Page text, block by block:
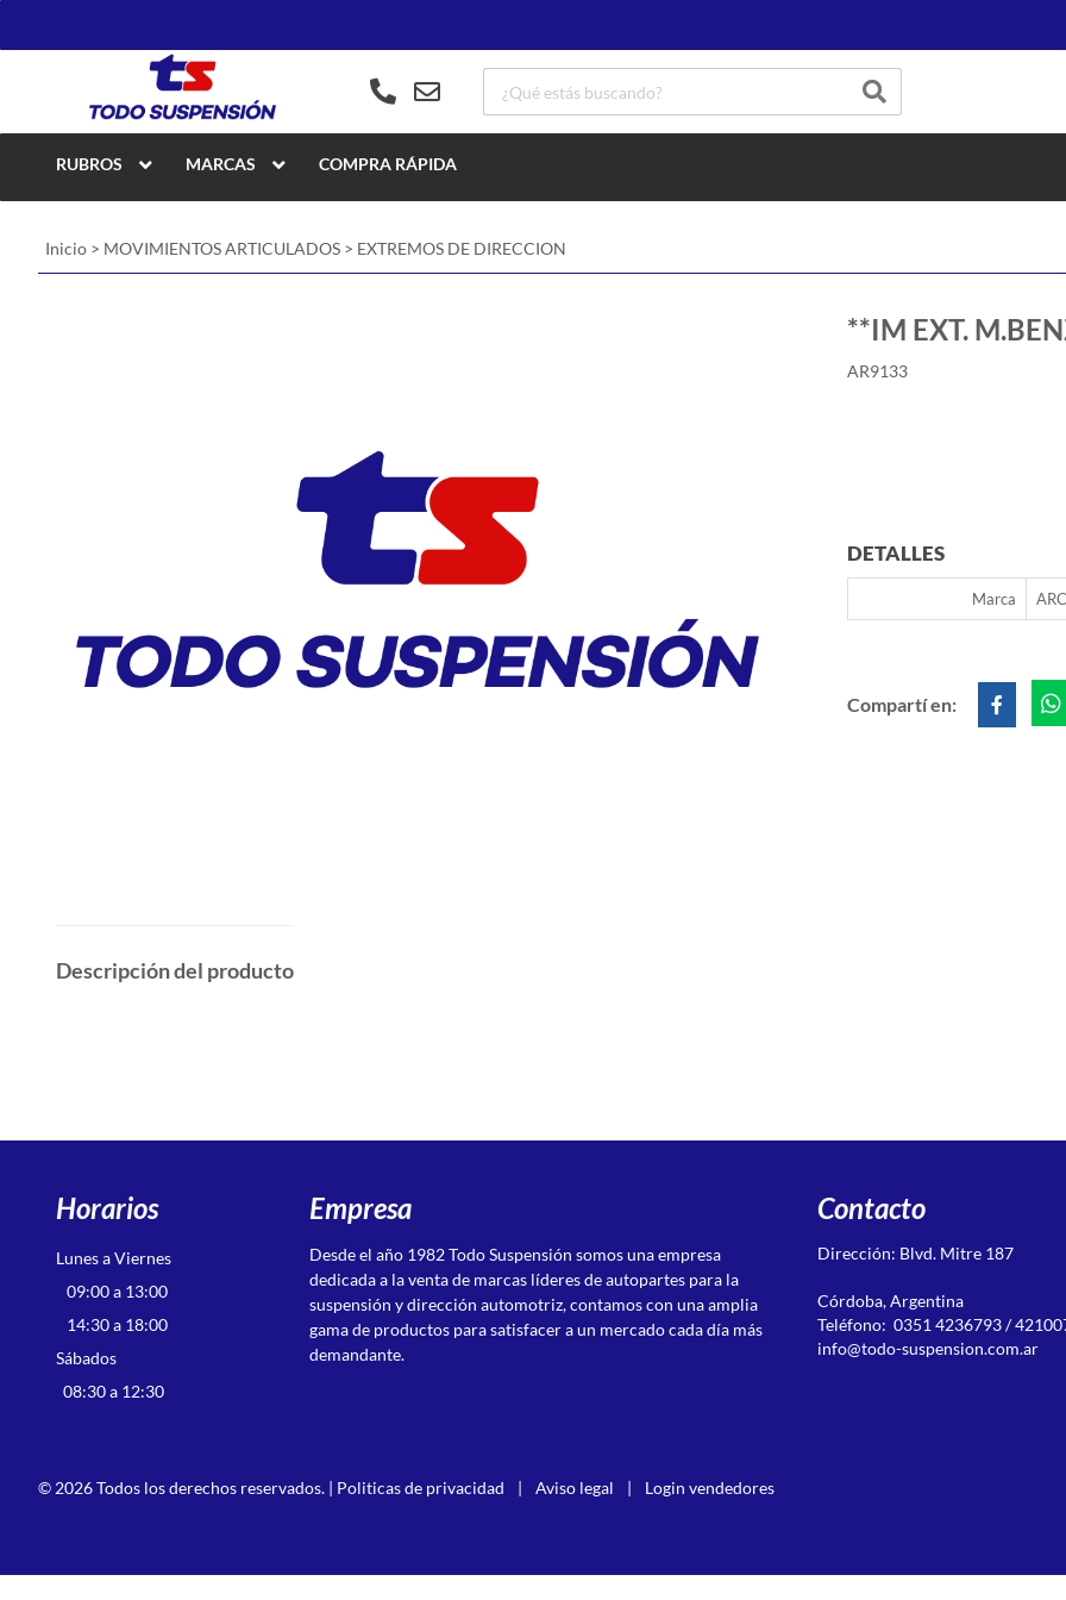
RUBROS MARCAS COMPRA RÁPIDA
Inicio > MOVIMIENTOS ARTICULADOS > EXTREMOS DE DIRECCION
**IM EXT.
AR9133
DETALLES
Marca
Compartí en:
Descripción del producto
Horarios
Lunes a Viernes
09:00 a 13:00
14:30 a 18:00
Sábados
08:30 a 12:30
Empresa
Desde el año 1982 Todo Suspensión somos una empresa
dedicada a la venta de marcas líderes de autopartes para la
suspensión y dirección automotriz, contamos con una amplia
gama de productos para satisfacer a un mercado cada día más
demandante.
Contacto
Dirección: Blvd. Mitre 187
Córdoba, Argentina
Teléfono: 0351 4236793 /
info@todo-suspension.com.ar
© 2026 Todos los derechos reservados. | Politicas de privacidad | Aviso legal | Login vendedores